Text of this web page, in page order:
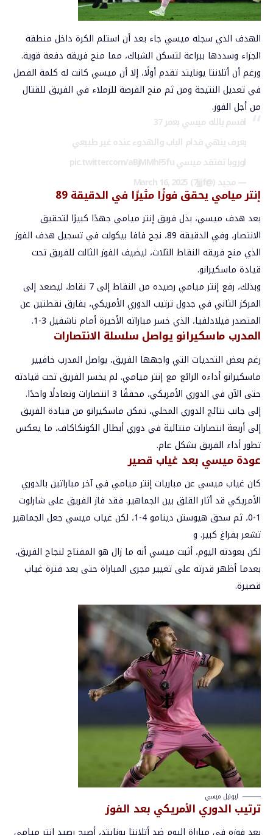
الهدف الذي سجله ميسي جاء بعد أن استلم الكرة داخل منطقة
الجزاء وسددها ببراعة لتسكن الشباك، مما منح فريقه دفعة قوية.
ورغم أن أتلانتا يونايتد تقدم أولًا، إلا أن ميسي كانت له كلمة الفصل
في تعديل النتيجة ومن ثم منح الفرصة للزملاء في الفريق للقتال
من أجل الفوز.
اقسم بالله ميسي بعمر 37
يعرف ينهي قدام الباب والهدوء عنده غير طبيعي
اوروبا تفتقد ميسيpic.twitter.com/aBjMMhF5fu
— مجيد (@7jjjf)
March 16, 2025
إنتر ميامي يحقق فوزًا مثيرًا في الدقيقة 89
بعد هدف ميسي، بذل فريق إنتر ميامي جهدًا كبيرًا لتحقيق
الانتصار، وفي الدقيقة 89، نجح فافا بيكولت في تسجيل هدف الفوز
الذي منح فريقه النقاط الثلاث، ليضيف الفوز الثالث للفريق تحت
قيادة ماسكيرانو.
وبذلك، رفع إنتر ميامي رصيده من النقاط إلى 7 نقاط، ليصعد إلى
المركز الثاني في جدول ترتيب الدوري الأمريكي، بفارق نقطتين عن
المتصدر فيلادلفيا، الذي خسر مباراته الأخيرة أمام ناشفيل 3-1.
المدرب ماسكيرانو يواصل سلسلة الانتصارات
رغم بعض التحديات التي واجهها الفريق، يواصل المدرب خافيير
ماسكيرانو أداءه الرائع مع إنتر ميامي. لم يخسر الفريق تحت قيادته
حتى الآن في الدوري الأمريكي، محققًا 3 انتصارات وتعادلًا واحدًا.
إلى جانب نتائج الدوري المحلي، تمكن ماسكيرانو من قيادة الفريق
إلى أربعة انتصارات متتالية في دوري أبطال الكونكاكاف، ما يعكس
تطور أداء الفريق بشكل عام.
عودة ميسي بعد غياب قصير
كان غياب ميسي عن مباريات إنتر ميامي في آخر مباراتين بالدوري
الأمريكي قد أثار القلق بين الجماهير. فقد فاز الفريق على شارلوت
1-0، ثم سحق هيوستن دينامو 4-1، لكن غياب ميسي جعل الجماهير
تشعر بفراغ كبير. و
لكن بعودته اليوم، أثبت ميسي أنه ما زال هو المفتاح لنجاح الفريق،
بعدما أظهر قدرته على تغيير مجرى المباراة حتى بعد فترة غياب
قصيرة.
ليونيل ميسي
ترتيب الدوري الأمريكي بعد الفوز